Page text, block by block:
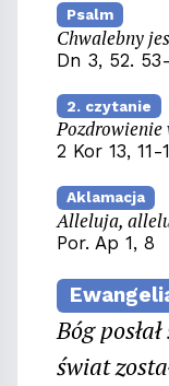
Psalm
Chwalebny
Dn 3, 52.
2. czytanie
2 Kor 13, 11-
Aklamacja
Alleluja,
Por. Ap 1, 8
Bóg
świat